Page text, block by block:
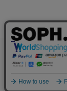
プライバシー
店舗受
お客様により良
使用することが
ご確認ください。